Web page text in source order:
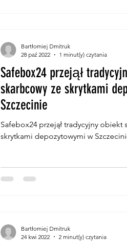
Safebox24 przejął
skarbcowy ze skrytkami
Szczecinie
Safebox24 przejął tradycyjny obiekt
skrytkami depozytowymi w
Bartłomiej Dmitruk
28 paź 2022
1 minut(y) czytania
Bartłomiej Dmitruk
24 kwi 2022
2 minut(y) czytania